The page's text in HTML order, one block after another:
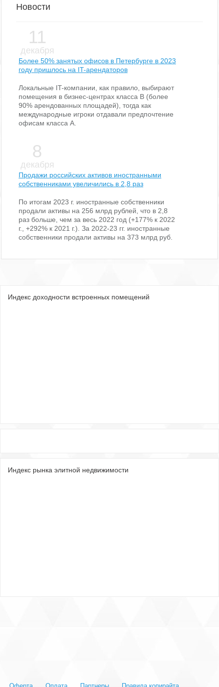
Индекс доходности встроенных помещений
Индекс рынка элитной недвижимости
Новости
11
декабря
Более 50% занятых офисов в Петербурге в 2023
году пришлось на IT-арендаторов
Локальные IT-компании, как правило, выбирают
помещения в бизнес-центрах класса В (более
90% арендованных площадей), тогда как
международные игроки отдавали предпочтение
офисам класса А.
8
декабря
Продажи российских активов иностранными
собственниками увеличились в 2,8 раз
По итогам 2023 г. иностранные собственники
продали активы на 256 млрд рублей, что в 2,8
раз больше, чем за весь 2022 год (+177% к 2022
г., +292% к 2021 г.). За 2022-23 гг. иностранные
собственники продали активы на 373 млрд руб.